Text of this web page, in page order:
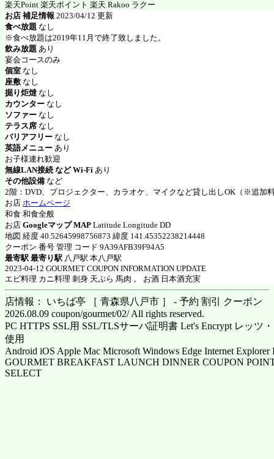
楽天Point 楽天ポイント 楽天 Rakoo ラクー
お店 補足情報 2023/04/12 更新
食べ放題 なし
※食べ放題は2019年11月で終了致しました。
飲み放題 あり
宴会コースのみ
個室 なし
座敷 なし
掘り炬燵 なし
カウンター なし
ソファー なし
テラス席 なし
バリアフリー なし
英語メニュー あり
お子様連れ歓迎
無線LAN接続 など Wi-Fi あり
その他設備 など
2階：DVD、プロジェクター、カラオケ、マイクなど貸し出しOK（※追加
お店 ホームページ
和食 和食全般
お店 Googleマップ MAP Latitude Longitude DD
地図 経度 40.52645998756873 緯度 141.45352238214448
クーポン 番号 管理 コード 9A39AFB39F94A5
最寄駅 最寄り駅 八戸駅 本八戸駅
2023-04-12 GOURMET COUPON INFORMATION UPDATE
エビ料理 カニ料理 刺身 天ぷら 馬肉 。 お酒 日本酒充実
店情報： いちば亭 ［ 青森県八戸市 ］ - 予約 割引 クーポン
2026.08.09 coupon/gourmet/02/ All rights reserved.
PC HTTPS SSL用 SSL/TLSサーバ証明書 Let's Encrypt レッツ
使用
Android iOS Apple Mac Microsoft Windows Edge Internet Explorer
GOURMET BREAKFAST LAUNCH DINNER COUPON
SELECT